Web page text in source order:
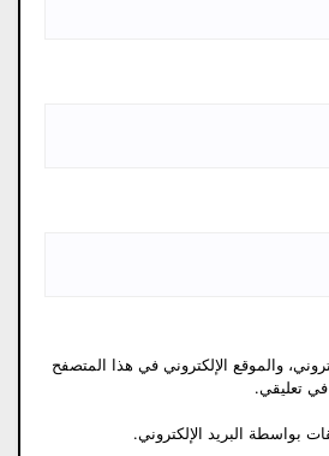
والموقع الإلكتروني في هذا المتصفح
في تعليقي.
بواسطة البريد الإلكتروني.